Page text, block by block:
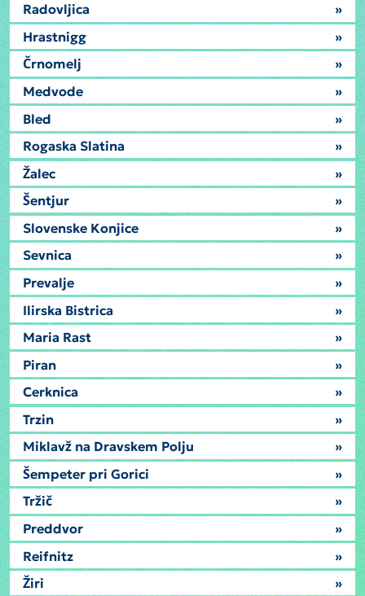
Radovljica
»
Hrastnigg
»
Črnomelj
»
Medvode
»
Bled
»
Rogaska Slatina
»
Žalec
»
Šentjur
»
Slovenske Konjice
»
Sevnica
»
Prevalje
»
Ilirska Bistrica
»
Maria Rast
»
Piran
»
Cerknica
»
Trzin
»
Miklavž na Dravskem Polju
»
Šempeter pri Gorici
»
Tržič
»
Preddvor
»
Reifnitz
»
Žiri
»